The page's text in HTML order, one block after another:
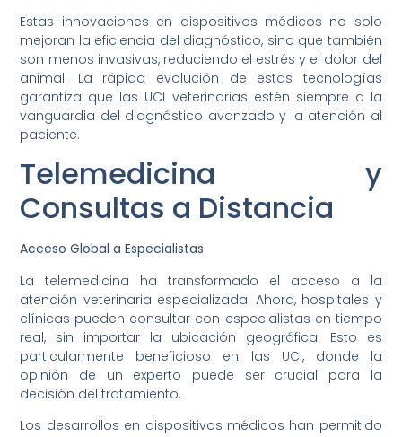
Estas innovaciones en dispositivos médicos no solo
mejoran la eficiencia del diagnóstico, sino que también
son menos invasivas, reduciendo el estrés y el dolor del
animal. La rápida evolución de estas tecnologías
garantiza que las UCI veterinarias estén siempre a la
vanguardia del diagnóstico avanzado y la atención al
paciente.
Telemedicina y
Consultas a Distancia
Acceso Global a Especialistas
La telemedicina ha transformado el acceso a la
atención veterinaria especializada. Ahora, hospitales y
clínicas pueden consultar con especialistas en tiempo
real, sin importar la ubicación geográfica. Esto es
particularmente beneficioso en las UCI, donde la
opinión de un experto puede ser crucial para la
decisión del tratamiento.
Los desarrollos en dispositivos médicos han permitido